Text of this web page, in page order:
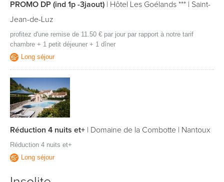
PROMO DP (ind 1p -3jaout) Hôtel Les Goélands ***
Saint-
Jean-de-Luz
profitez d'une remise de 11.50 € par jour par rapport à notre tarif
chambre + 1 petit déjeuner + 1 dîner
Long séjour
Réduction 4 nuits et+ Domaine de la Combotte Nantoux
Réduction 4 nuits et+
Long séjour